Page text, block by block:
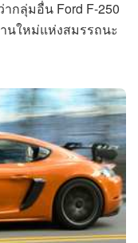
กลุ่มอื่น Ford F-250
นใหม่แห่งสมรรถนะ